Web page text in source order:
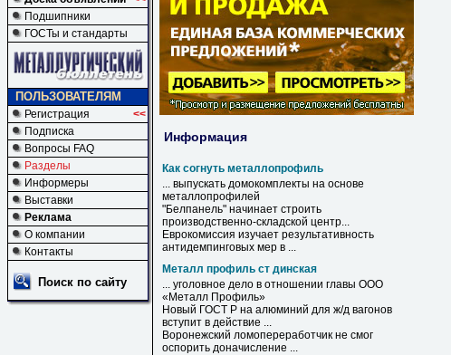
Подшипники
ГОСТы и стандарты
ПОЛЬЗОВАТЕЛЯМ
Регистрация
<<
Подписка
Вопросы FAQ
Разделы
Информеры
Выставки
Реклама
О компании
Контакты
Поиск по сайту
Информация
Как согнуть металлопрофиль
... выпускать домокомплекты на основе
металлопрофилей
"Белпанель" начинает строить
производственно-складской центр...
Еврокомиссия изучает результативность
антидемпинговых мер в ...
Металл профиль ст динская
... уголовное дело в отношении главы ООО
« Металл Профиль»
Новый ГОСТ Р на алюминий для ж/д вагонов
вступит в действие ...
Воронежский ломопереработчик не смог
оспорить доначисление ...